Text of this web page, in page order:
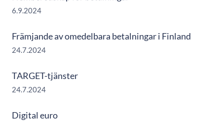
6.9.2024
Främjande av omedelbara betalningar i Finland
24.7.2024
TARGET-tjänster
24.7.2024
Digital euro